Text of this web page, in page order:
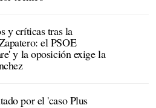
y críticas tras la
el PSOE
y la oposición exige la
por el 'caso Plus